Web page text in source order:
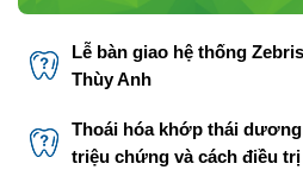
Lễ bàn giao hệ thống
Thùy Anh
Thoái hóa khớp thái
triệu chứng và cách điều